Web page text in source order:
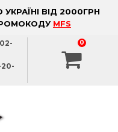
ВІД 2000ГРН
MFS
0